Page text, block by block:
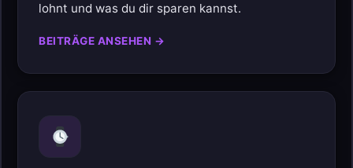
lohnt und was du dir sparen kannst.
BEITRÄGE ANSEHEN →